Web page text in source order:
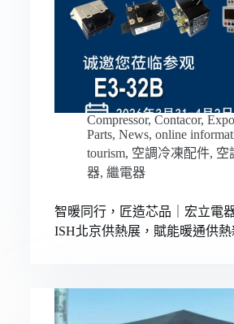
Compressor, Contacor, Expo
Parts, News, online
tourism, 空調冷凍配件, 空
器, 繼電器
智暖同行，匠造芯品｜宏立電
ISH北京供熱展，賦能暖通供熱